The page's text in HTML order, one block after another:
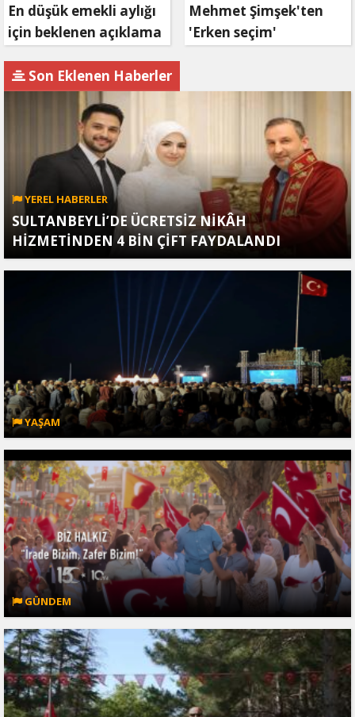
En düşük emekli aylığı
için beklenen açıklama
Mehmet Şimşek'ten
'Erken seçim'
Son Eklenen Haberler
YEREL HABERLER
SULTANBEYLİ’DE ÜCRETSİZ NİKÂH
HİZMETİNDEN 4 BİN ÇİFT FAYDALANDI
YAŞAM
GÜNDEM